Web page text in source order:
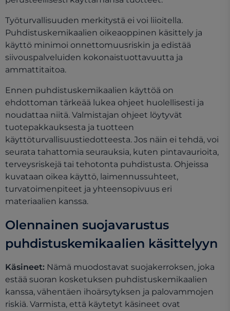
Työturvallisuuden merkitystä ei voi liioitella.
Puhdistuskemikaalien oikeaoppinen käsittely ja
käyttö minimoi onnettomuusriskin ja edistää
siivouspalveluiden kokonaistuottavuutta ja
ammattitaitoa.
Ennen puhdistuskemikaalien käyttöä on
ehdottoman tärkeää lukea ohjeet huolellisesti ja
noudattaa niitä. Valmistajan ohjeet löytyvät
tuotepakkauksesta ja tuotteen
käyttöturvallisuustiedotteesta. Jos näin ei tehdä, voi
seurata tahattomia seurauksia, kuten pintavaurioita,
terveysriskejä tai tehotonta puhdistusta. Ohjeissa
kuvataan oikea käyttö, laimennussuhteet,
turvatoimenpiteet ja yhteensopivuus eri
materiaalien kanssa.
Olennainen suojavarustus
puhdistuskemikaalien käsittelyyn
Käsineet: Nämä muodostavat suojakerroksen, joka
estää suoran kosketuksen puhdistuskemikaalien
kanssa, vähentäen ihoärsytyksen ja palovammojen
riskiä. Varmista, että käytetyt käsineet ovat